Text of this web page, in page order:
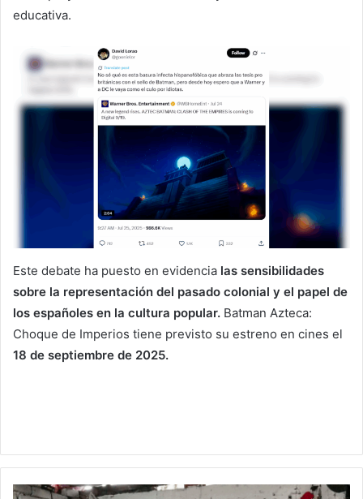
educativa.
Este debate ha puesto en evidencia las sensibilidades
sobre la representación del pasado colonial y el papel de
los españoles en la cultura popular. Batman Azteca:
Choque de Imperios tiene previsto su estreno en cines el
18 de septiembre de 2025.
#Michoacán